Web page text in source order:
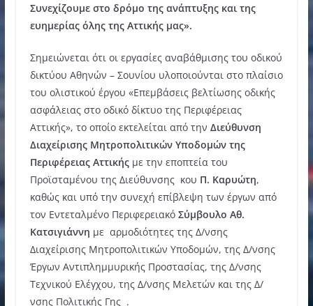
Συνεχίζουμε στο δρόμο της ανάπτυξης και της
ευημερίας όλης της Αττικής μας».
Σημειώνεται ότι οι εργασίες αναβάθμισης του οδικού
δικτύου Αθηνών – Σουνίου υλοποιούνται στο πλαίσιο
του ολιστικού έργου «Επεμβάσεις βελτίωσης οδικής
ασφάλειας στο οδικό δίκτυο της Περιφέρειας
Αττικής», το οποίο εκτελείται από την Διεύθυνση
Διαχείρισης Μητροπολιτικών Υποδομών της
Περιφέρειας Αττικήςμε την εποπτεία του
Προϊσταμένου της Διεύθυνσης κου Π. Καρυώτη,
καθώς και υπό την συνεχή επίβλεψη των έργων από
τον Εντεταλμένο Περιφερειακό Σύμβουλο Αθ.
Κατσιγιάννη με αρμοδιότητες της Δ/νσης
Διαχείρισης Μητροπολιτικών Υποδομών, της Δ/νσης
Έργων Αντιπλημμυρικής Προστασίας, της Δ/νσης
Τεχνικού Ελέγχου, της Δ/νσης Μελετών και της Δ/
νσης Πολιτικής Γης .